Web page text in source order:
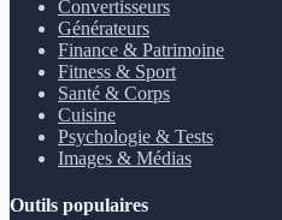
Convertisseurs
Générateurs
Finance & Patrimoine
Fitness & Sport
Santé & Corps
Cuisine
Psychologie & Tests
Images & Médias
Outils populaires